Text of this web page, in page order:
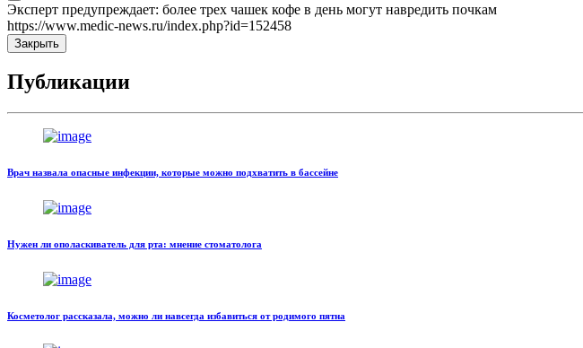
Эксперт предупреждает: более трех чашек кофе в день могут навредить почкам
https://www.medic-news.ru/index.php?id=152458
Закрыть
Публикации
Врач назвала опасные инфекции, которые можно подхватить в бассейне
Нужен ли ополаскиватель для рта: мнение стоматолога
Косметолог рассказала, можно ли навсегда избавиться от родимого пятна